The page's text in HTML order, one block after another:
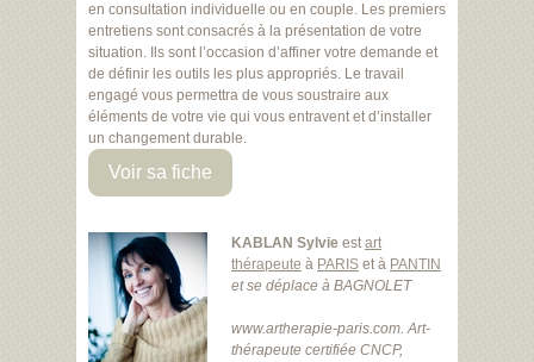
en consultation individuelle ou en couple. Les premiers
entretiens sont consacrés à la présentation de votre
situation. Ils sont l’occasion d’affiner votre demande et
de définir les outils les plus appropriés. Le travail
engagé vous permettra de vous soustraire aux
éléments de votre vie qui vous entravent et d’installer
un changement durable.
Voir sa fiche
KABLAN Sylvie estart
thérapeute à PARIS et à PANTIN
et se déplace à BAGNOLET
www.artherapie-paris.com. Art-
thérapeute certifiée CNCP,